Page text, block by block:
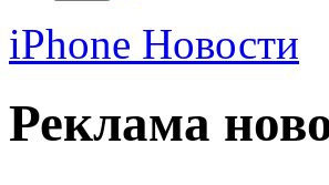
iPhone Новости
Реклама